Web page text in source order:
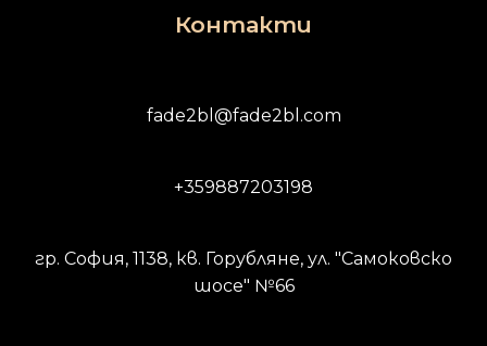
Контакти
fade2bl@fade2bl.com
+359887203198
гр. София, 1138, кв. Горубляне, ул. "Самоковско
шосе" №66